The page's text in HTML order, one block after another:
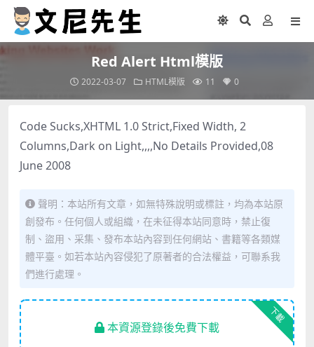
Red Alert Html模版
2022-03-07 HTML模版 11 0
Code Sucks,XHTML 1.0 Strict,Fixed Width, 2
Columns,Dark on Light,,,,No Details Provided,08
June 2008
聲明：本站所有文章，如無特殊說明或標註，均為本站原
創發布。任何個人或組織，在未征得本站同意時，禁止復
制、盜用、采集、發布本站內容到任何網站、書籍等各類媒
體平臺。如若本站內容侵犯了原著者的合法權益，可聯系我
們進行處理。
下載
本資源登錄後免費下載